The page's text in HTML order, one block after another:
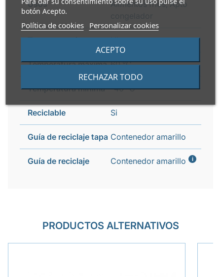
botón Acepto.
Política de cookies Personalizar cookies
RECHAZAR TODO
ACEPTO
Usos
Alimentos fríos, Apto
Transparencia Ultra transparente
Temperatura máxima 60 °C
Temperatura mínima -40 °C
Reciclable Si
Guía de reciclaje tapa Contenedor amarillo
Guía de reciclaje Contenedor amarillo i
PRODUCTOS ALTERNATIVOS